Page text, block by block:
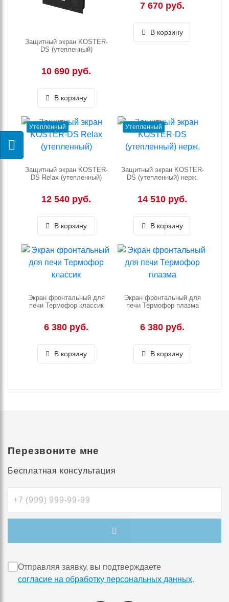
Защитный экран KOSTER-
DS (утепленный)
10 690 руб.
В корзину
7 670 руб.
В корзину
Утепленный
Защитный экран KOSTER-
DS Relax (утепленный)
12 540 руб.
В корзину
Утепленный
Защитный экран KOSTER-
DS (утепленный) нерж.
14 510 руб.
В корзину
Экран фронтальный для
печи Термофор классик
6 380 руб.
В корзину
Экран фронтальный для
печи Термофор плазма
6 380 руб.
В корзину
Перезвоните мне
Бесплатная консультация
Отправляя заявку, вы подтверждаете
согласие на обработку персональных данных.